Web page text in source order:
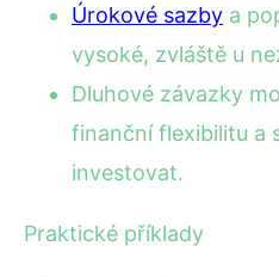
Úrokové sazby a
vysoké, zvláště u
Dluhové závazky
finanční flexibilitu a
investovat.
Praktické příklady